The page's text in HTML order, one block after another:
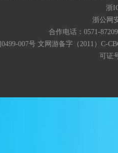
浙
浙公网
合作电话：0571-
007号 文网游备字（2011）C-
可证